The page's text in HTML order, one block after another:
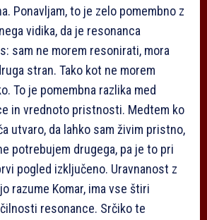
Ponavljam, to je zelo pomembno z
vidika, da je resonanca
sam ne morem resonirati, mora
stran. Tako kot ne morem
To je pomembna razlika med
in vrednoto pristnosti. Medtem ko
utvaro, da lahko sam živim pristno,
potrebujem drugega, pa je to pri
pogled izključeno. Uravnanost z
razume Komar, ima vse štiri
resonance. Srčiko te